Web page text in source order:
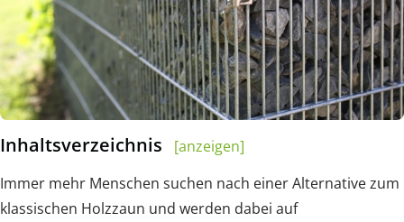
Inhaltsverzeichnis
[anzeigen]
Immer mehr Menschen suchen nach einer Alternative zum
klassischen Holzzaun und werden dabei auf